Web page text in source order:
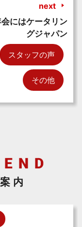
next
にはケータリン
グジャパン
スタッフの声
その他
内